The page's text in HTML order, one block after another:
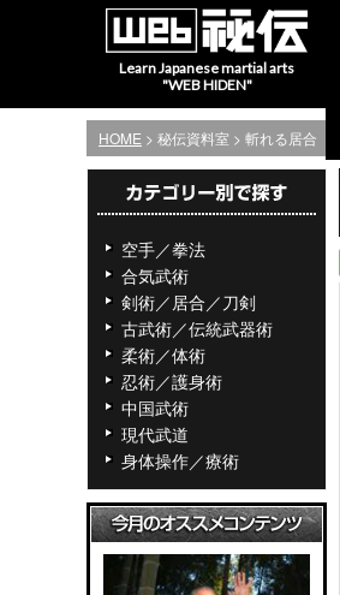
Learn Japanese martial arts
"WEB HIDEN"
HOME > 秘伝資料室 > 斬れる居合
空手／拳法
合気武術
剣術／居合／刀剣
古武術／伝統武器術
柔術／体術
忍術／護身術
中国武術
現代武道
身体操作／療術